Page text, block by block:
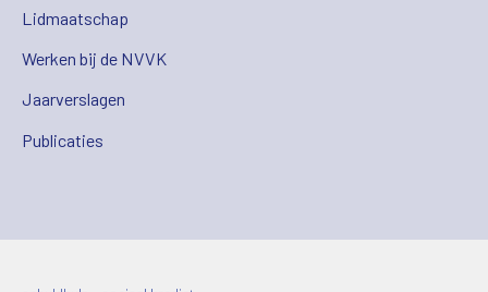
Lidmaatschap
Werken bij de NVVK
Jaarverslagen
Publicaties